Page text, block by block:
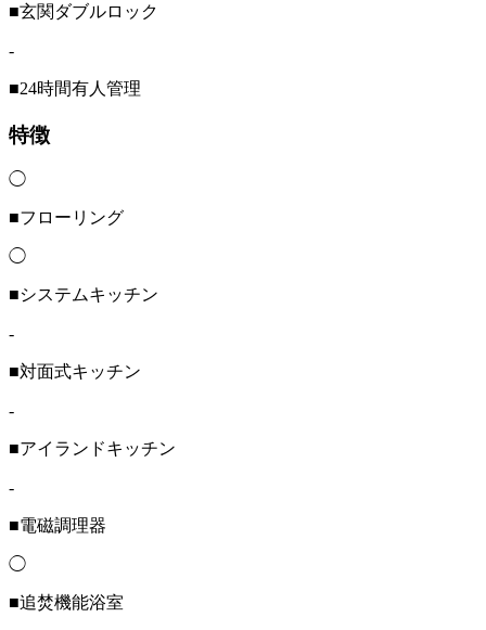
■玄関ダブルロック
-
■24時間有人管理
特徴
◯
■フローリング
◯
■システムキッチン
-
■対面式キッチン
-
■アイランドキッチン
-
■電磁調理器
◯
■追焚機能浴室